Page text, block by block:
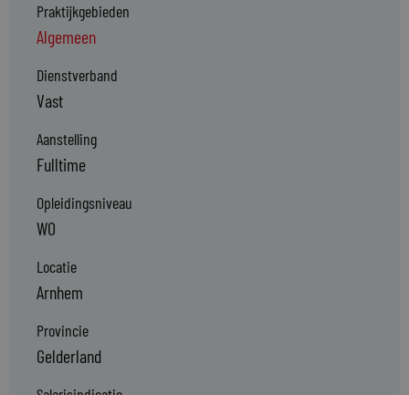
Praktijkgebieden
Algemeen
Dienstverband
Vast
Aanstelling
Fulltime
Opleidingsniveau
WO
Locatie
Arnhem
Provincie
Gelderland